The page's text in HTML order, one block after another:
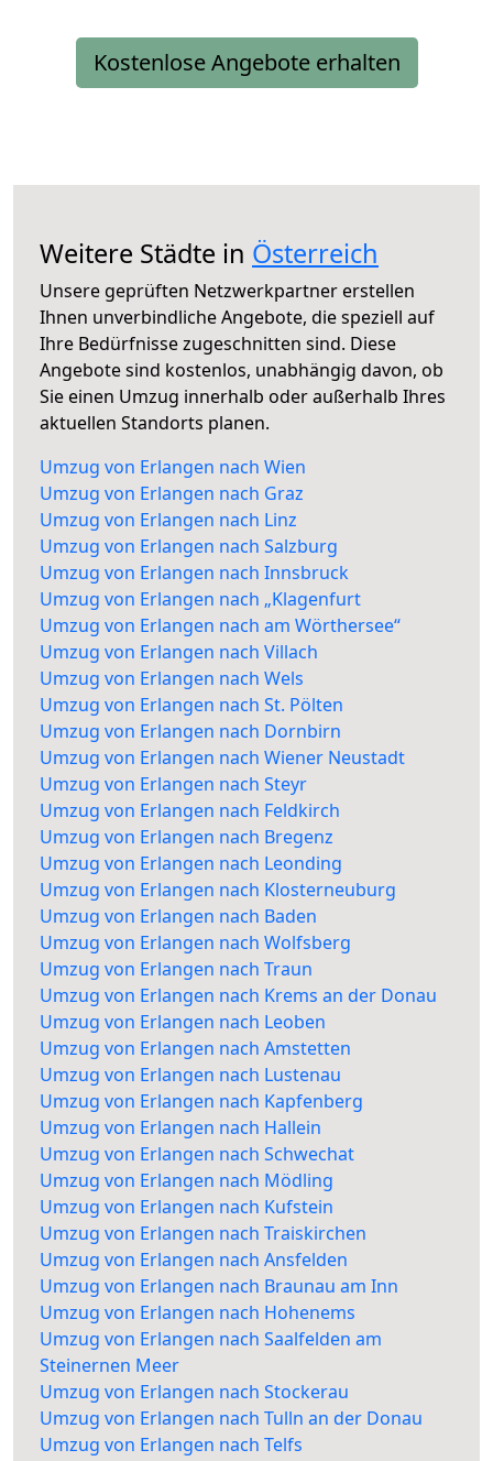
Kostenlose Angebote erhalten
Weitere Städte in Österreich
Unsere geprüften Netzwerkpartner erstellen
Ihnen unverbindliche Angebote, die speziell auf
Ihre Bedürfnisse zugeschnitten sind. Diese
Angebote sind kostenlos, unabhängig davon, ob
Sie einen Umzug innerhalb oder außerhalb Ihres
aktuellen Standorts planen.
Umzug von Erlangen nach Wien
Umzug von Erlangen nach Graz
Umzug von Erlangen nach Linz
Umzug von Erlangen nach Salzburg
Umzug von Erlangen nach Innsbruck
Umzug von Erlangen nach „Klagenfurt
Umzug von Erlangen nach am Wörthersee“
Umzug von Erlangen nach Villach
Umzug von Erlangen nach Wels
Umzug von Erlangen nach St. Pölten
Umzug von Erlangen nach Dornbirn
Umzug von Erlangen nach Wiener Neustadt
Umzug von Erlangen nach Steyr
Umzug von Erlangen nach Feldkirch
Umzug von Erlangen nach Bregenz
Umzug von Erlangen nach Leonding
Umzug von Erlangen nach Klosterneuburg
Umzug von Erlangen nach Baden
Umzug von Erlangen nach Wolfsberg
Umzug von Erlangen nach Traun
Umzug von Erlangen nach Krems an der Donau
Umzug von Erlangen nach Leoben
Umzug von Erlangen nach Amstetten
Umzug von Erlangen nach Lustenau
Umzug von Erlangen nach Kapfenberg
Umzug von Erlangen nach Hallein
Umzug von Erlangen nach Schwechat
Umzug von Erlangen nach Mödling
Umzug von Erlangen nach Kufstein
Umzug von Erlangen nach Traiskirchen
Umzug von Erlangen nach Ansfelden
Umzug von Erlangen nach Braunau am Inn
Umzug von Erlangen nach Hohenems
Umzug von Erlangen nach Saalfelden am
Steinernen Meer
Umzug von Erlangen nach Stockerau
Umzug von Erlangen nach Tulln an der Donau
Umzug von Erlangen nach Telfs